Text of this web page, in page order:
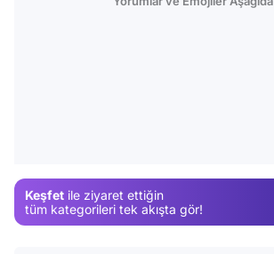
Keşfet ile ziyaret ettiğin
tüm kategorileri tek akışta gör!